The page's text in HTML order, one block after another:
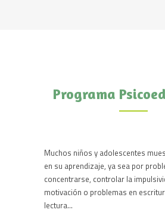
Programa
Muchos niños y adolescentes
en su aprendizaje, ya sea por
concentrarse, controlar la
motivación o problemas en
lectura…